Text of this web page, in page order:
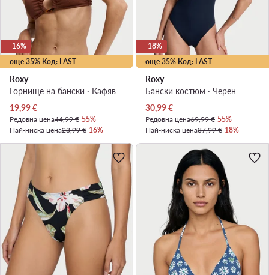
още 35% Код: LAST
-16%
Roxy
Горнище на бански · Кафяв
Актуална цена
19,99€
Редовна цена44,99 €-55%
Най-ниска цена23,99 €-16%
още 35% Код: LAST
-18%
Roxy
Бански костюм · Черен
Актуална цена
30,99€
Редовна цена69,99 €-55%
Най-ниска цена37,99 €-18%